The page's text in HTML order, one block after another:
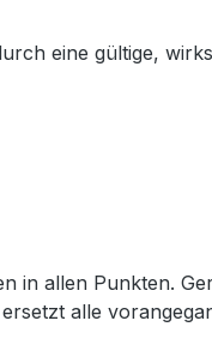
eine gültige,
in allen Punkten.
alle